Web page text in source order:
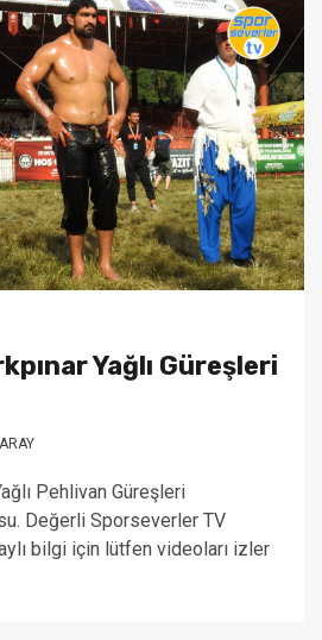
Yağlı Güreşleri
Pehlivan Güreşleri
Değerli Sporseverler TV
bilgi için lütfen videoları izler